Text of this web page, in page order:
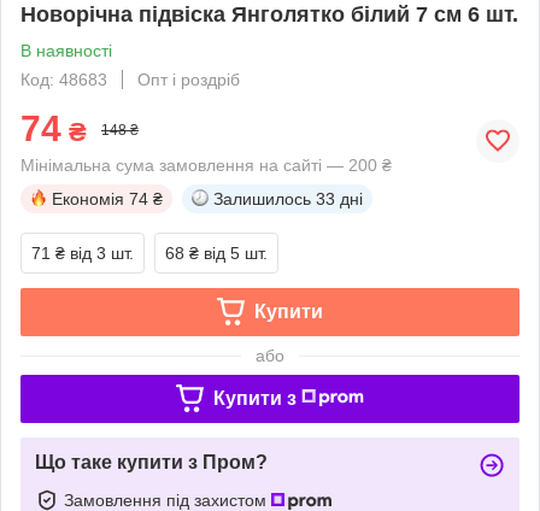
Новорічна підвіска Янголятко білий 7 см 6 шт.
В наявності
Код: 48683
Опт і роздріб
74 ₴ 148 ₴
Мінімальна сума замовлення на сайті — 200 ₴
Економія 74 ₴ Залишилось 33 дні
71 ₴ від 3 шт. 68 ₴ від 5 шт.
Купити
або
Купити з
Що таке купити з Пром?
Замовлення під захистом